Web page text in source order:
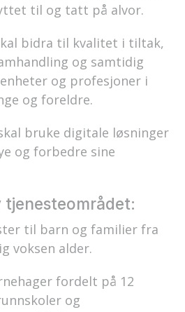
til og tatt på alvor.
bidra til kvalitet i tiltak,
og samtidig
og profesjoner i
og foreldre.
bruke digitale løsninger
og forbedre sine
tjenesteområdet:
til barn og familier fra
voksen alder.
fordelt på 12
og